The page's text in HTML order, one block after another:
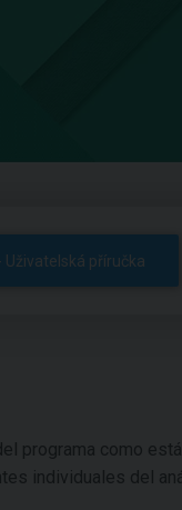
Uživatelská příručka
programa como
individuales del